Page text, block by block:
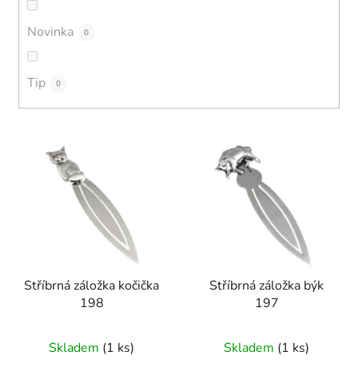
Novinka 0
Tip 0
Stříbrná záložka kočička
198
Skladem (1 ks)
Stříbrná záložka býk
197
Skladem (1 ks)